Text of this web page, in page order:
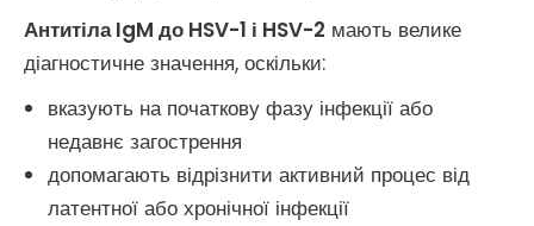
Антитіла IgM до HSV-1 і HSV-2 мають велике
діагностичне значення, оскільки:
вказують на початкову фазу інфекції або
недавнє загострення
допомагають відрізнити активний процес від
латентної або хронічної інфекції